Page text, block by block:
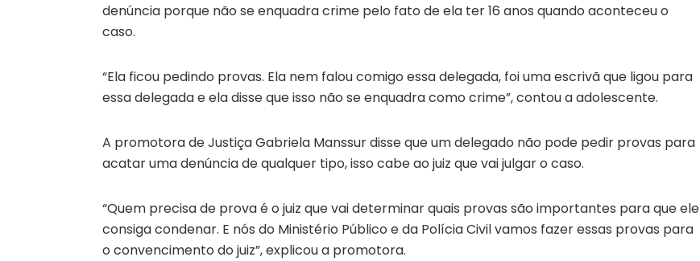
denúncia porque não se enquadra crime pelo fato de ela ter 16 anos quando aconteceu o
caso.
“Ela ficou pedindo provas. Ela nem falou comigo essa delegada, foi uma escrivã que ligou para
essa delegada e ela disse que isso não se enquadra como crime”, contou a adolescente.
A promotora de Justiça Gabriela Manssur disse que um delegado não pode pedir provas para
acatar uma denúncia de qualquer tipo, isso cabe ao juiz que vai julgar o caso.
“Quem precisa de prova é o juiz que vai determinar quais provas são importantes para que ele
consiga condenar. E nós do Ministério Público e da Polícia Civil vamos fazer essas provas para
o convencimento do juiz”, explicou a promotora.